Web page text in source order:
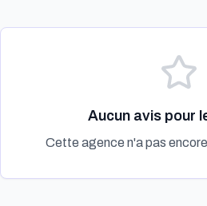
Aucun avis pour
Cette agence n'a pas